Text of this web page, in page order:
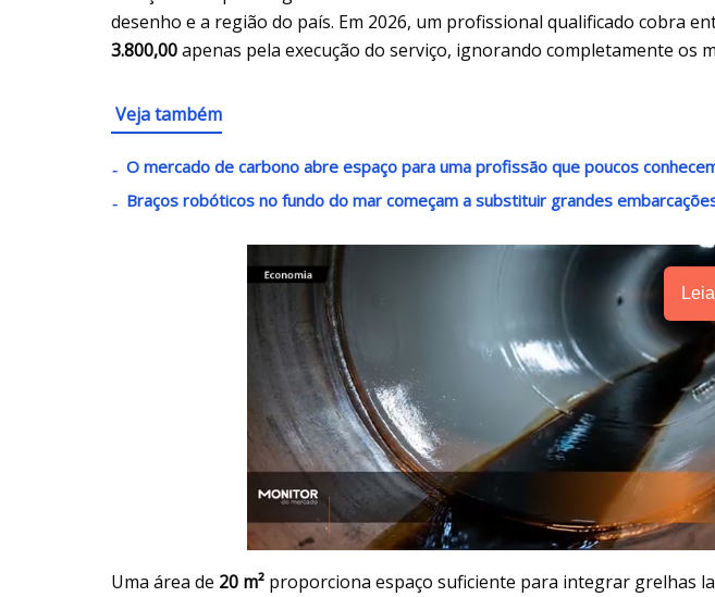
desenho e a região do país. Em 2026, um profissional qualificado cobra
3.800,00apenas pela execução do serviço, ignorando completamente os
Veja também
O mercado de carbono abre espaço para uma profissão que poucos
Braços robóticos no fundo do mar começam a substituir grandes
Uma área de 20 m² proporciona espaço suficiente para integrar grelhas